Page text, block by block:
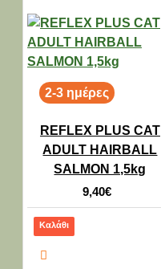
2-3 ημέρες
REFLEX PLUS CAT
ADULT HAIRBALL
SALMON 1,5kg
9,40€
Καλάθι